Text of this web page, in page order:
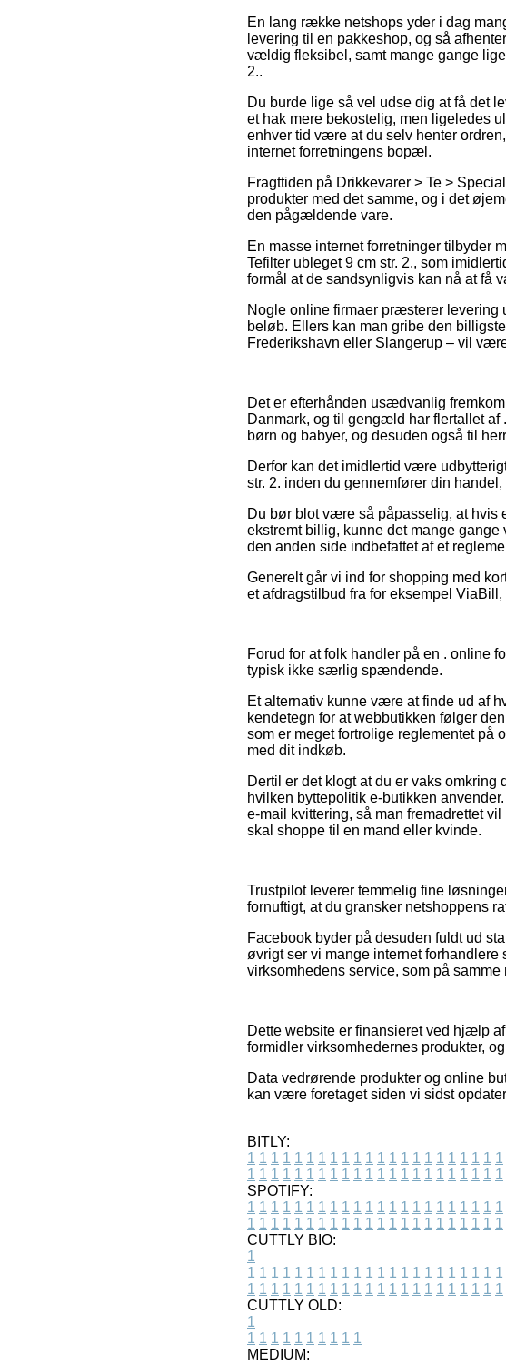
En lang række netshops yder i dag
levering til en pakkeshop, og så
vældig fleksibel, samt mange gange
2..
Du burde lige så vel udse dig at få det
et hak mere bekostelig, men ligeledes
enhver tid være at du selv henter
internet forretningens bopæl.
Fragttiden på Drikkevarer > Te >
produkter med det samme, og i det
den pågældende vare.
En masse internet forretninger tilbyder
Tefilter ubleget 9 cm str. 2., som
formål at de sandsynligvis kan nå at få
Nogle online firmaer præsterer levering
beløb. Ellers kan man gribe den
Frederikshavn eller Slangerup – vil
Det er efterhånden usædvanlig
Danmark, og til gengæld har flertallet af
børn og babyer, og desuden også til
Derfor kan det imidlertid være
str. 2. inden du gennemfører din
Du bør blot være så påpasselig, at hvis
ekstremt billig, kunne det mange
den anden side indbefattet af et
Generelt går vi ind for shopping med
et afdragstilbud fra for eksempel
Forud for at folk handler på en . online
typisk ikke særlig spændende.
Et alternativ kunne være at finde ud af
kendetegn for at webbutikken følger
som er meget fortrolige reglementet på
med dit indkøb.
Dertil er det klogt at du er vaks
hvilken byttepolitik e-butikken
e-mail kvittering, så man fremadrettet
skal shoppe til en mand eller kvinde.
Trustpilot leverer temmelig fine
fornuftigt, at du gransker netshoppens
Facebook byder på desuden fuldt ud
øvrigt ser vi mange internet
virksomhedens service, som på
Dette website er finansieret ved hjælp
formidler virksomhedernes produkter,
Data vedrørende produkter og online
kan være foretaget siden vi sidst
BITLY:
1 1 1 1 1 1 1 1 1 1 1 1 1 1 1 1 1 1 1 1 1 1
1 1 1 1 1 1 1 1 1 1 1 1 1 1 1 1 1 1 1 1 1 1
SPOTIFY:
1 1 1 1 1 1 1 1 1 1 1 1 1 1 1 1 1 1 1 1 1 1
1 1 1 1 1 1 1 1 1 1 1 1 1 1 1 1 1 1 1 1 1 1
CUTTLY BIO:
1
1 1 1 1 1 1 1 1 1 1 1 1 1 1 1 1 1 1 1 1 1 1
1 1 1 1 1 1 1 1 1 1 1 1 1 1 1 1 1 1 1 1 1 1
CUTTLY OLD:
1
1 1 1 1 1 1 1 1 1 1
MEDIUM: